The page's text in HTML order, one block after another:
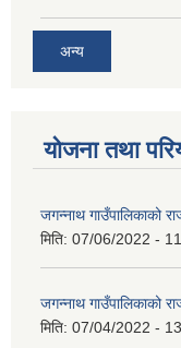
अन्य
योजना तथा
जगन्नाथ गाउँपालिकाको
मिति: 07/06/2022 -
जगन्नाथ गाउँपालिकाको
मिति: 07/04/2022 -